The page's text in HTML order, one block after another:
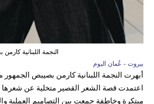
النجمة اللبنانية
بيروت - عُمان اليوم
أبهرت النجمة اللبنانية كارمن بصيبص
اعتمدت قصة الشعر القصير متخلية عن شعرها
مبتكرة وخاطفة جمعت بين التصاميم العملية